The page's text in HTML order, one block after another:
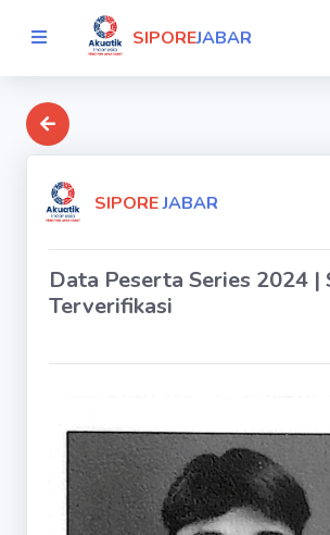
SIPOREJABAR
SIPOREJABAR
Data Peserta Series 2024 |
Terverifikasi